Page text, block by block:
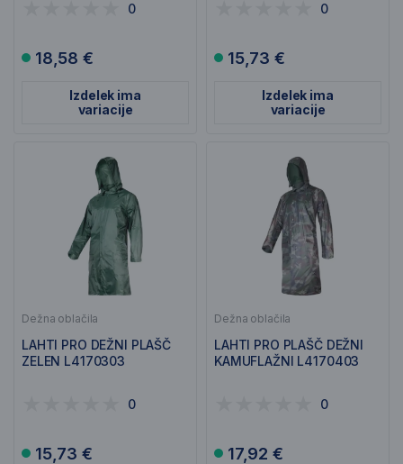
0
18,58 €
Izdelek ima
variacije
0
15,73 €
Izdelek ima
variacije
Dežna oblačila
LAHTI PRO DEŽNI PLAŠČ
ZELEN L4170303
0
15,73 €
Dežna oblačila
LAHTI PRO PLAŠČ DEŽNI
KAMUFLAŽNI L4170403
0
17,92 €